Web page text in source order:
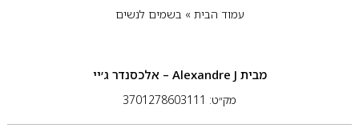
עמוד הבית» בשמים לנשים
מבית Alexandre J – אלכסנדר ג׳יי
מק״ט: 3701278603111